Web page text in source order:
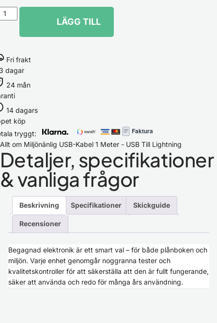
LÄGG TILL
Fri frakt
dagar
24 mån
14 dagars
köp
tryggt:
Faktura
Allt om Miljönänlig USB-Kabel 1 Meter - USB Till Lightning
Detaljer, specifikationer
& vanliga frågor
Beskrivning Specifikationer Skickguide
Recensioner
Begagnad elektronik är ett smart val – för både plånboken och
miljön. Varje enhet genomgår noggranna tester och
kvalitetskontroller för att säkerställa att den är fullt fungerande,
säker att använda och redo för många års användning.